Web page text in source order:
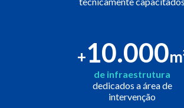
+10.000
de infraestrutura
dedicados a área de
intervenção